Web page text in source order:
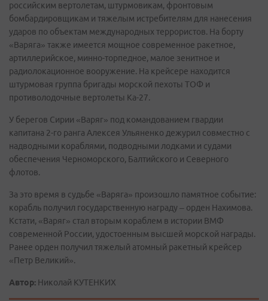
российским вертолетам, штурмовикам, фронтовым
бомбардировщикам и тяжелым истребителям для нанесения
ударов по объектам международных террористов. На борту
«Варяга» также имеется мощное современное ракетное,
артиллерийское, минно-торпедное, малое зенитное и
радиолокационное вооружение. На крейсере находится
штурмовая группа бригады морской пехоты ТОФ и
противолодочные вертолеты Ка-27.
У берегов Сирии «Варяг» под командованием гвардии
капитана 2-го ранга Алексея Ульяненко дежурил совместно с
надводными кораблями, подводными лодками и судами
обеспечения Черноморского, Балтийского и Северного
флотов.
За это время в судьбе «Варяга» произошло памятное событие:
корабль получил государственную награду – орден Нахимова.
Кстати, «Варяг» стал вторым кораблем в истории ВМФ
современной России, удостоенным высшей морской награды.
Ранее орден получил тяжелый атомный ракетный крейсер
«Петр Великий».
Автор: Николай КУТЕНКИХ